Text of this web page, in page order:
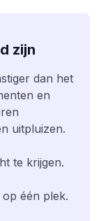
zijn
dan het
en
uitpluizen.
te krijgen.
één plek.